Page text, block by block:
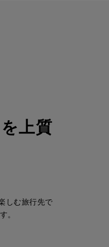
上質
しむ旅行先で
。